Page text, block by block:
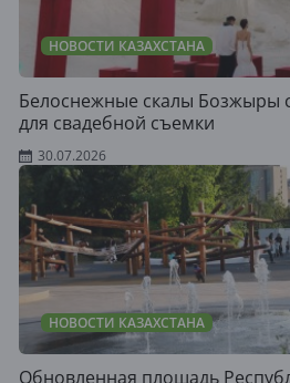
НОВОСТИ КАЗАХСТАНА
Белоснежные скалы Бозжыры
для свадебной съемки
30.07.2026
НОВОСТИ КАЗАХСТАНА
Обновленная площадь